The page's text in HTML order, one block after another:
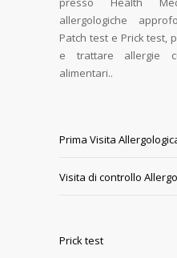
allergologiche
Patch test e Prick test,
e trattare allergie
alimentari..
Prima Visita
Visita di controllo
Prick test